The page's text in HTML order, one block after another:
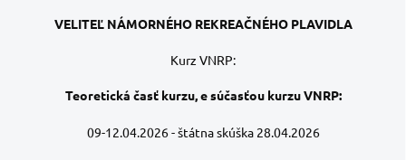
VELITEĽ NÁMORNÉHO REKREAČNÉHO PLAVIDLA
Kurz VNRP:
Teoretická časť kurzu, e súčasťou kurzu VNRP:
09-12.04.2026 - štátna skúška 28.04.2026